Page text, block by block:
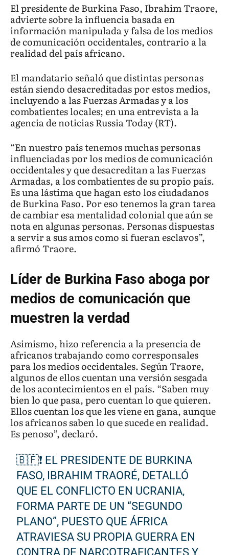
El presidente de Burkina Faso, Ibrahim Traore,
advierte sobre la influencia basada en
información manipulada y falsa de los medios
de comunicación occidentales, contrario a la
realidad del país africano.
El mandatario señaló que distintas personas
están siendo desacreditadas por estos medios,
incluyendo a las Fuerzas Armadas y a los
combatientes locales; en una entrevista a la
agencia de noticias Russia Today (RT).
“En nuestro país tenemos muchas personas
influenciadas por los medios de comunicación
occidentales y que desacreditan a las Fuerzas
Armadas, a los combatientes de su propio país.
Es una lástima que hagan esto los ciudadanos
de Burkina Faso. Por eso tenemos la gran tarea
de cambiar esa mentalidad colonial que aún se
nota en algunas personas. Personas dispuestas
a servir a sus amos como si fueran esclavos”,
afirmó Traore.
Líder de Burkina Faso aboga por
medios de comunicación que
muestren la verdad
Asimismo, hizo referencia a la presencia de
africanos trabajando como corresponsales
para los medios occidentales. Según Traore,
algunos de ellos cuentan una versión sesgada
de los acontecimientos en el país. “Saben muy
bien lo que pasa, pero cuentan lo que quieren.
Ellos cuentan los que les viene en gana, aunque
los africanos saben lo que sucede en realidad.
Es penoso”, declaró.
🇧🇫❗ EL PRESIDENTE DE BURKINA
FASO, IBRAHIM TRAORÉ, DETALLÓ
QUE EL CONFLICTO EN UCRANIA,
FORMA PARTE DE UN “SEGUNDO
PLANO”, PUESTO QUE ÁFRICA
ATRAVIESA SU PROPIA GUERRA EN
CONTRA DE NARCOTRAFICANTES Y